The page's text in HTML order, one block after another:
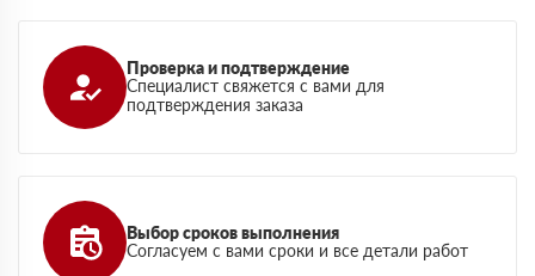
Проверка и подтверждение
Специалист свяжется с вами для
подтверждения заказа
Выбор сроков выполнения
Согласуем с вами сроки и все детали работ